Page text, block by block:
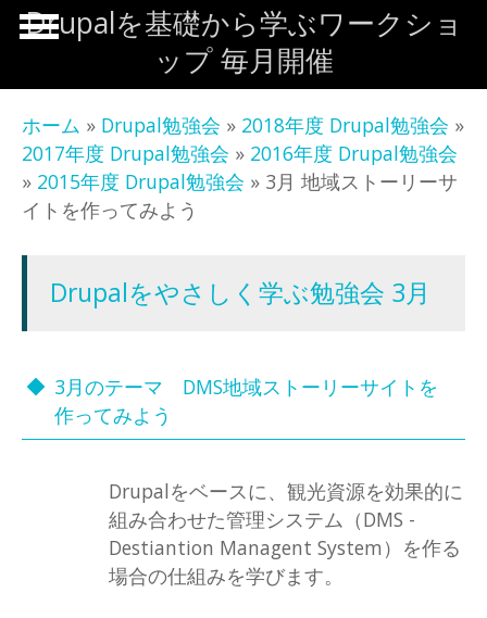
メインコンテンツに移動
Drupalを基礎から学ぶワークショ
ップ 毎月開催
ホーム » Drupal勉強会 » 2018年度 Drupal勉強会 »
2017年度 Drupal勉強会 » 2016年度 Drupal勉強会
» 2015年度 Drupal勉強会 » 3月 地域ストーリーサ
イトを作ってみよう
Drupalをやさしく学ぶ勉強会 3月
3月のテーマ DMS地域ストーリーサイトを
作ってみよう
Drupalをベースに、観光資源を効果的に
組み合わせた管理システム（DMS -
Destiantion Managent System）を作る
場合の仕組みを学びます。